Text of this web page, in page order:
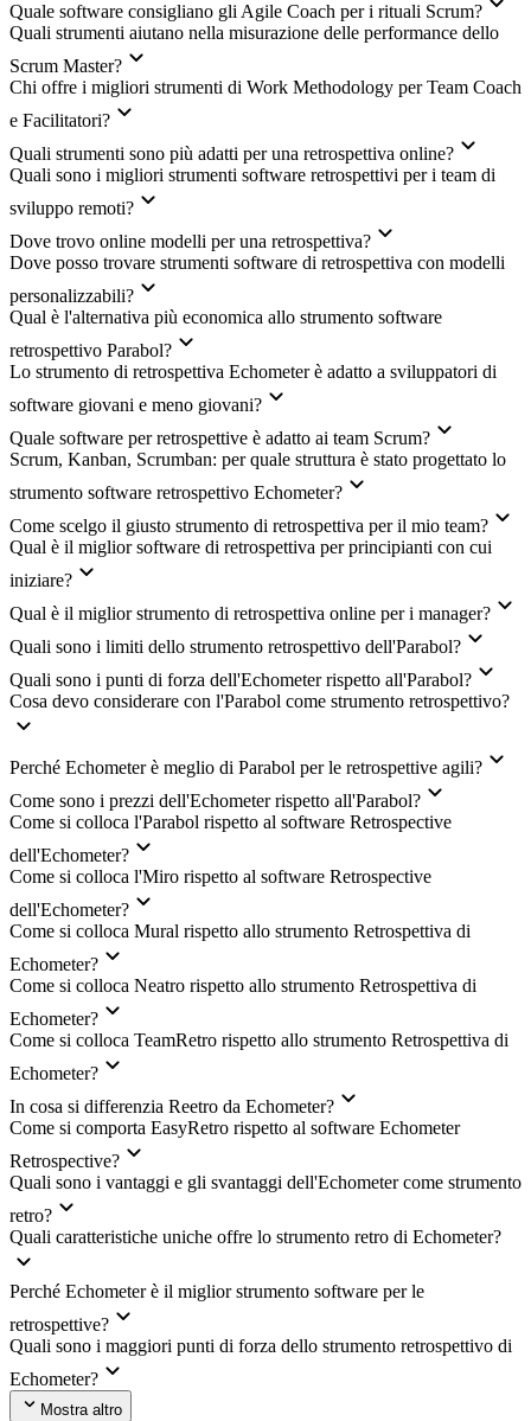
Quale software consigliano gli Agile Coach per i rituali Scrum?
Quali strumenti aiutano nella misurazione delle performance dello
Scrum Master?
Chi offre i migliori strumenti di Work Methodology per Team Coach
e Facilitatori?
Quali strumenti sono più adatti per una retrospettiva online?
Quali sono i migliori strumenti software retrospettivi per i team di
sviluppo remoti?
Dove trovo online modelli per una retrospettiva?
Dove posso trovare strumenti software di retrospettiva con modelli
personalizzabili?
Qual è l'alternativa più economica allo strumento software
retrospettivo Parabol?
Lo strumento di retrospettiva Echometer è adatto a sviluppatori di
software giovani e meno giovani?
Quale software per retrospettive è adatto ai team Scrum?
Scrum, Kanban, Scrumban: per quale struttura è stato progettato lo
strumento software retrospettivo Echometer?
Come scelgo il giusto strumento di retrospettiva per il mio team?
Qual è il miglior software di retrospettiva per principianti con cui
iniziare?
Qual è il miglior strumento di retrospettiva online per i manager?
Quali sono i limiti dello strumento retrospettivo dell'Parabol?
Quali sono i punti di forza dell'Echometer rispetto all'Parabol?
Cosa devo considerare con l'Parabol come strumento retrospettivo?
Perché Echometer è meglio di Parabol per le retrospettive agili?
Come sono i prezzi dell'Echometer rispetto all'Parabol?
Come si colloca l'Parabol rispetto al software Retrospective
dell'Echometer?
Come si colloca l'Miro rispetto al software Retrospective
dell'Echometer?
Come si colloca Mural rispetto allo strumento Retrospettiva di
Echometer?
Come si colloca Neatro rispetto allo strumento Retrospettiva di
Echometer?
Come si colloca TeamRetro rispetto allo strumento Retrospettiva di
Echometer?
In cosa si differenzia Reetro da Echometer?
Come si comporta EasyRetro rispetto al software Echometer
Retrospective?
Quali sono i vantaggi e gli svantaggi dell'Echometer come strumento
retro?
Quali caratteristiche uniche offre lo strumento retro di Echometer?
Perché Echometer è il miglior strumento software per le
retrospettive?
Quali sono i maggiori punti di forza dello strumento retrospettivo di
Echometer?
Mostra altro